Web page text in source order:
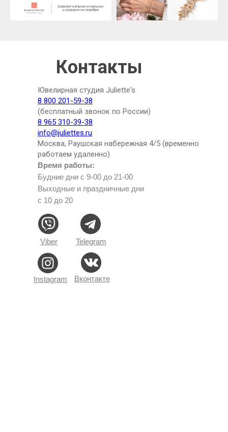
Время работы:
Будние дни с 9-00 до 21-00
Выходные и праздничные дни
с 10 до 20
Telegram
Viber
Instagram
Ювелирная студия Juliette's
8 800 201-59-38
(бесплатный звонок по России)
8 965 310-39-38
info@juliettes.ru
Москва, Раушская набережная 4/5 (временно
работаем удаленно)
Контакты
Вконтакте